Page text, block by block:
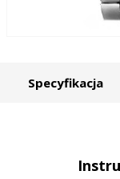
Specyfikacja